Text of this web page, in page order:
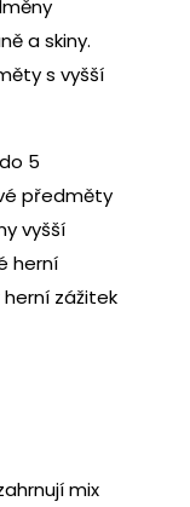
a skiny.
s vyšší
5
předměty
vyšší
herní
zážitek
mix